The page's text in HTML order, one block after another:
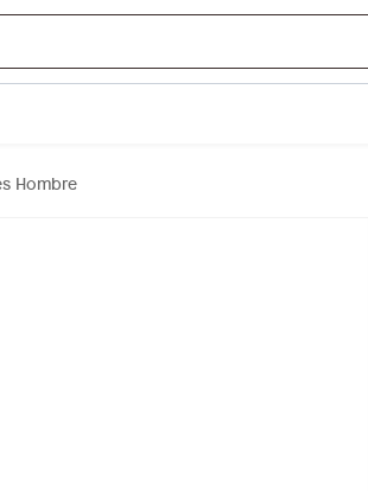
e
Hombre